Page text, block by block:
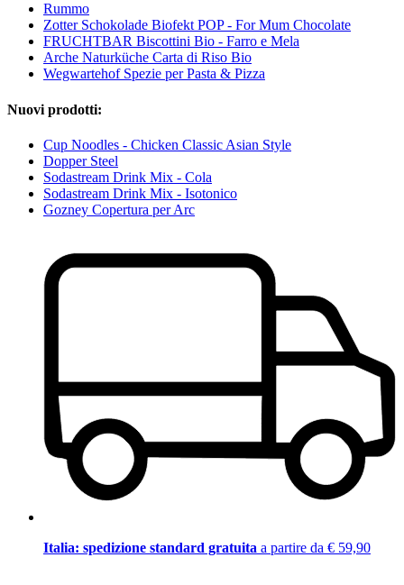
Rummo
Zotter Schokolade Biofekt POP - For Mum Chocolate
FRUCHTBAR Biscottini Bio - Farro e Mela
Arche Naturküche Carta di Riso Bio
Wegwartehof Spezie per Pasta & Pizza
Nuovi prodotti:
Cup Noodles - Chicken Classic Asian Style
Dopper Steel
Sodastream Drink Mix - Cola
Sodastream Drink Mix - Isotonico
Gozney Copertura per Arc
Italia: spedizione standard gratuita a partire da € 59,90